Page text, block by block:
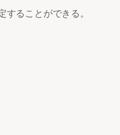
ることができる。